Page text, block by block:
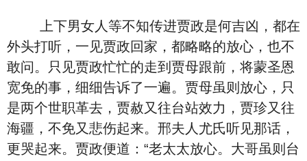
上下男女人等不知传进贾政是何吉凶，都在
外头打听，一见贾政回家，都略略的放心，也不
敢问。只见贾政忙忙的走到贾母跟前，将蒙圣恩
宽免的事，细细告诉了一遍。贾母虽则放心，只
是两个世职革去，贾赦又往台站效力，贾珍又往
海疆，不免又悲伤起来。邢夫人尤氏听见那话，
更哭起来。贾政便道：“老太太放心。大哥虽则台